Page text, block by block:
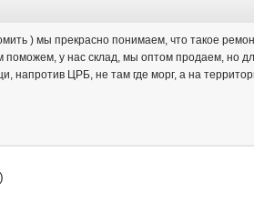
) мы прекрасно понимаем, что такое
поможем, у нас склад, мы оптом продаем,
напротив ЦРБ, не там где морг, а на